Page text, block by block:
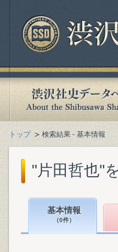
トップ 検索結果 - 基本情報
"片田哲也"
基本情報
（0件）